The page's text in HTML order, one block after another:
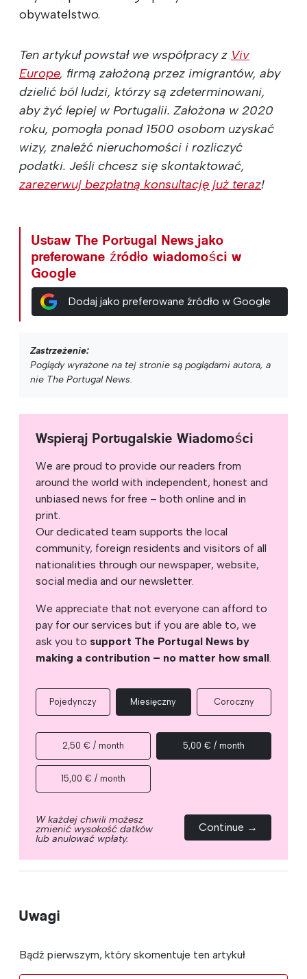
obywatelstwo.
Ten artykuł powstał we współpracy z Viv
Europe, firmą założoną przez imigrantów, aby
dzielić ból ludzi, którzy są zdeterminowani,
aby żyć lepiej w Portugalii. Założona w 2020
roku, pomogła ponad 1500 osobom uzyskać
wizy, znaleźć nieruchomości i rozliczyć
podatki. Jeśli chcesz się skontaktować,
zarezerwuj bezpłatną konsultację już teraz!
Ustaw The Portugal News jako
preferowane źródło wiadomości w
Google
Dodaj jako preferowane źródło w Google
Zastrzeżenie:
Poglądy wyrażone na tej stronie są poglądami autora, a
nie The Portugal News.
Wspieraj Portugalskie Wiadomości
We are proud to provide our readers from
around the world with independent, honest and
unbiased news for free – both online and in
print.
Our dedicated team supports the local
community, foreign residents and visitors of all
nationalities through our newspaper, website,
social media and our newsletter.
We appreciate that not everyone can afford to
pay for our services but if you are able to, we
ask you to support The Portugal News by
making a contribution – no matter how small.
Pojedynczy Miesięczny Coroczny
2,50 € / month 5,00 € / month
15,00 € / month
W każdej chwili możesz
zmienić wysokość datków
lub anulować wpłaty.
Continue →
Uwagi
Bądź pierwszym, który skomentuje ten artykuł